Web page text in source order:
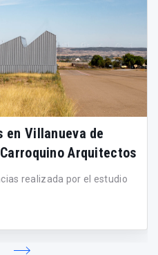
en Villanueva de
Arquitectos
realizada por el estudio